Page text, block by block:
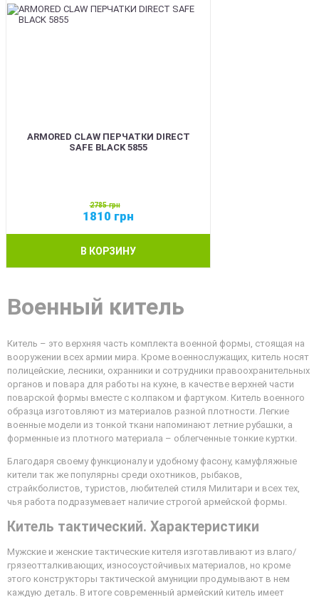
ARMORED CLAW ПЕРЧАТКИ DIRECT
SAFE BLACK 5855
2785грн
1810 грн
В КОРЗИНУ
Военный китель
Китель – это верхняя часть комплекта военной формы, стоящая на
вооружении всех армии мира. Кроме военнослужащих, китель носят
полицейские, лесники, охранники и сотрудники правоохранительных
органов и повара для работы на кухне, в качестве верхней части
поварской формы вместе с колпаком и фартуком. Китель военного
образца изготовляют из материалов разной плотности. Легкие
военные модели из тонкой ткани напоминают летние рубашки, а
форменные из плотного материала – облегченные тонкие куртки.
Благодаря своему функционалу и удобному фасону, камуфляжные
кители так же популярны среди охотников, рыбаков,
страйкболистов, туристов, любителей стиля Милитари и всех тех,
чья работа подразумевает наличие строгой армейской формы.
Китель тактический. Характеристики
Мужские и женские тактические кителя изготавливают из влаго/
грязеотталкивающих, износоустойчивых материалов, но кроме
этого конструкторы тактической амуниции продумывают в нем
каждую деталь. В итоге современный армейский китель имеет